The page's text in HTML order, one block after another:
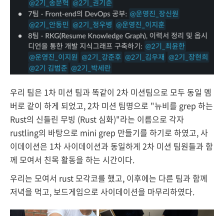
우리 팀은 1차 미션 팀과 똑같이 2차 미션팀으로 모두 동일 멤
버로 같이 하게 되었고, 2차 미션 팀명으로 "뉴비를 grep 하는
Rust의 신들린 무빙 (Rust 심화)"라는 이름으로 각자
rustling의 바탕으로 mini grep 만들기를 하기로 하였고, 사
이데이션은 1차 사이데이션과 동일하게 2차 미션 팀원들과 함
께 모여서 친목 활동을 하는 시간이다.
우리는 모여서 rust 모각코를 했고, 이후에는 다른 팀과 함께
저녁을 먹고, 보드게임으로 사이데이션을 마무리하였다.